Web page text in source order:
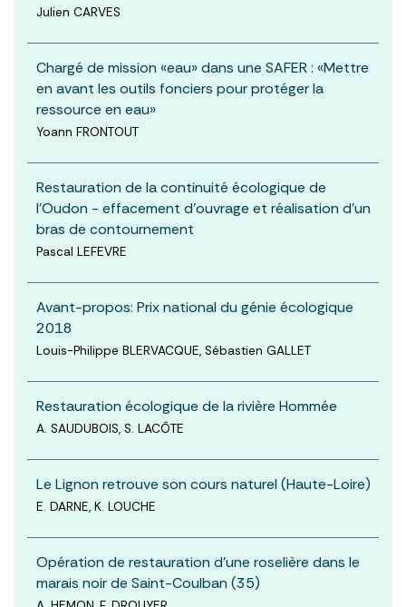
Julien CARVES
Chargé de mission «eau» dans une SAFER : «Mettre
en avant les outils fonciers pour protéger la
ressource en eau»
Yoann FRONTOUT
Restauration de la continuité écologique de
l’Oudon - effacement d’ouvrage et réalisation d’un
bras de contournement
Pascal LEFEVRE
Avant-propos: Prix national du génie écologique
2018
Louis-Philippe BLERVACQUE, Sébastien GALLET
Restauration écologique de la rivière Hommée
A. SAUDUBOIS, S. LACÔTE
Le Lignon retrouve son cours naturel (Haute-Loire)
E. DARNE, K. LOUCHE
Opération de restauration d’une roselière dans le
marais noir de Saint-Coulban (35)